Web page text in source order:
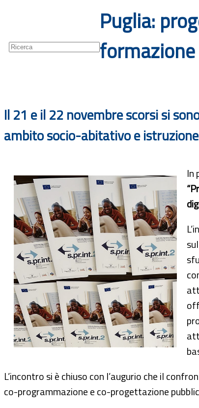
Puglia:
Il 21 e il 22 novembre scorsi si
ambito socio-abitativo e
In
L’incontro si è chiuso con l’augurio che il
co-programmazione e co-progettazione